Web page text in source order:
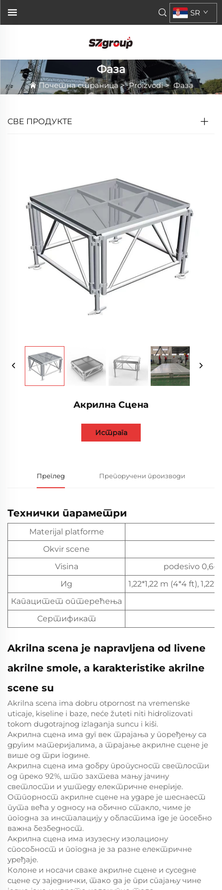
SR
Фаза
Почетна страница>Proizvodi>Фаза
СВЕ ПРОДУКТЕ
Акрилна Сцена
Истрага
Преглед Препоручени производи
Технички параметри
Materijal platforme
Okvir scene
Visina
podesivo 0,6-
Ид
1,22*1,22 m (4*4 ft),
Капацитет оптерећења
Сертификат
Akrilna scena je napravljena od livene
akrilne smole, a karakteristike akrilne
scene su
Akrilna scena ima dobru otpornost na vremenske
uticaje, kiseline i baze, neće žuteti niti hidrolizovati
tokom dugotrajnog izlaganja suncu i kiši.
Акрилна сцена има дуг век трајања у поређењу са
другим материјалима, а трајање акрилне сцене је
више од три године.
Акрилна сцена има добру пропусност светлости
од преко 92%, што захтева мању јачину
светлости и уштеду електричне енергије.
Отпорност акрилне сцене на ударе је шеснаест
пута већа у односу на обично стакло, чиме је
погодна за инсталацију у областима где је посебно
важна безбедност.
Акрилна сцена има изузесну изолациону
способност и погодна је за разне електричне
уређаје.
Колоне и носачи сваке акрилне сцене и суседне
сцене су заједнички, тако да је при спајању чине